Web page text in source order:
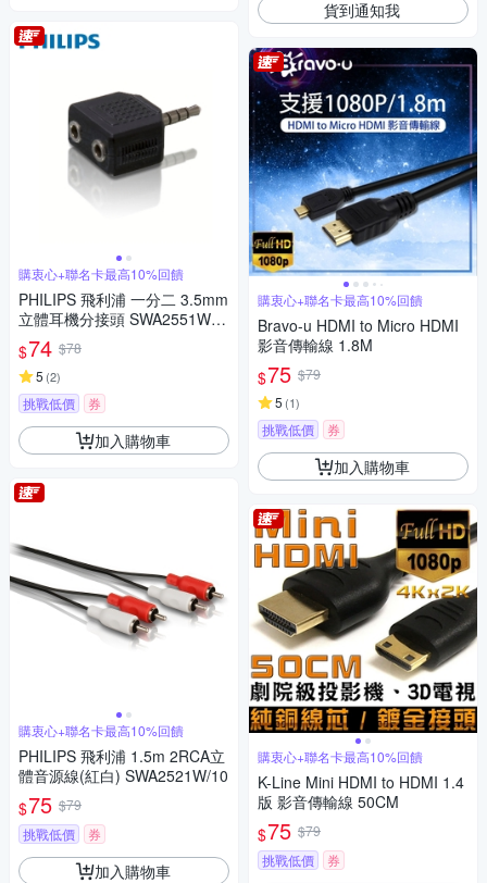
購衷心+聯名卡最高10%回饋
PHILIPS 飛利浦 一分二 3.5mm
立體耳機分接頭 SWA2551W/1
$74 $78
5 (2)
挑戰低價 券
加入購物車
購衷心+聯名卡最高10%回饋
PHILIPS 飛利浦 1.5m 2RCA立
體音源線(紅白) SWA2521W/10
$75 $79
挑戰低價
券
加入購物車
貨到通知我
購衷心+聯名卡最高10%回饋
Bravo-u HDMI to Micro HDMI
影音傳輸線 1.8M
$75 $79
5 (1)
挑戰低價 券
加入購物車
購衷心+聯名卡最高10%回饋
K-Line Mini HDMI to HDMI 1.4
版 影音傳輸線 50CM
$75 $79
挑戰低價
券